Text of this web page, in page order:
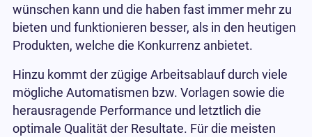
wünschen kann und die haben fast immer mehr zu
bieten und funktionieren besser, als in den heutigen
Produkten, welche die Konkurrenz anbietet.
Hinzu kommt der zügige Arbeitsablauf durch viele
mögliche Automatismen bzw. Vorlagen sowie die
herausragende Performance und letztlich die
optimale Qualität der Resultate. Für die meisten